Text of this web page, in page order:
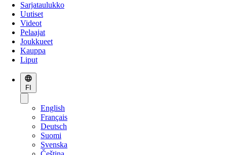
Sarjataulukko
Uutiset
Videot
Pelaajat
Joukkueet
Kauppa
Liput
FI
English
Français
Deutsch
Suomi
Svenska